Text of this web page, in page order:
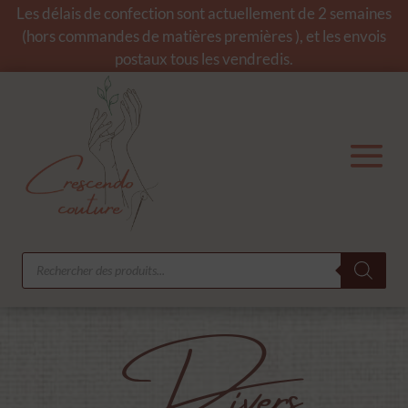
Les délais de confection sont actuellement de 2 semaines
(hors commandes de matières premières ), et les envois
postaux tous les vendredis.
Recherche
produits